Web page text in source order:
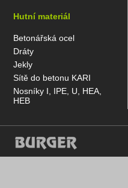
Hutní materiál
Betonářská ocel
Dráty
Jekly
Sítě do betonu KARI
Nosníky I, IPE, U, HEA,
HEB